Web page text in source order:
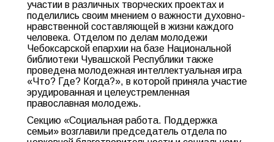
участии в различных творческих проектах и
поделились своим мнением о важности духовно-
нравственной составляющей в жизни каждого
человека. Отделом по делам молодежи
Чебоксарской епархии на базе Национальной
библиотеки Чувашской Республики также
проведена молодежная интеллектуальная игра
«Что? Где? Когда?», в которой приняла участие
эрудированная и целеустремленная
православная молодежь.
Секцию «Социальная работа. Поддержка
семьи» возглавили председатель отдела по